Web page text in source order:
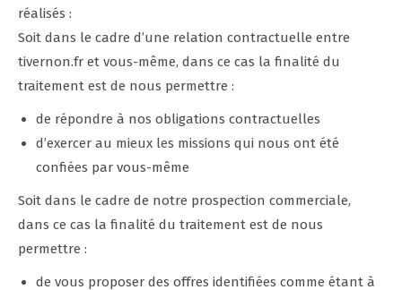
réalisés :
Soit dans le cadre d’une relation contractuelle entre
tivernon.fr et vous-même, dans ce cas la finalité du
traitement est de nous permettre :
de répondre à nos obligations contractuelles
d’exercer au mieux les missions qui nous ont été
confiées par vous-même
Soit dans le cadre de notre prospection commerciale,
dans ce cas la finalité du traitement est de nous
permettre :
de vous proposer des offres identifiées comme étant à